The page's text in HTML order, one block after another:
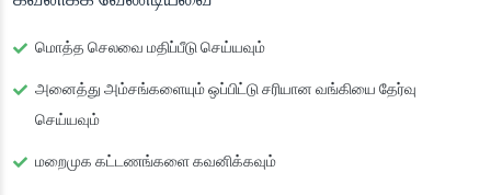
மொத்த செலவை மதிப்பீடு செய்யவும்
அனைத்து அம்சங்களையும் ஒப்பிட்டு சரியான வங்கியை தேர்வு
செய்யவும்
மறைமுக கட்டணங்களை கவனிக்கவும்